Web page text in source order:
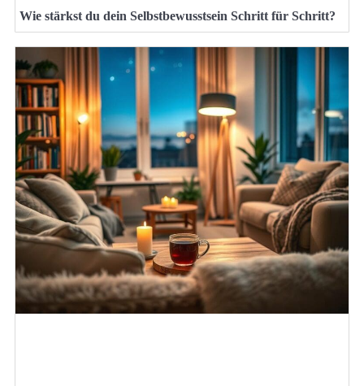
Wie stärkst du dein Selbstbewusstsein Schritt für Schritt?